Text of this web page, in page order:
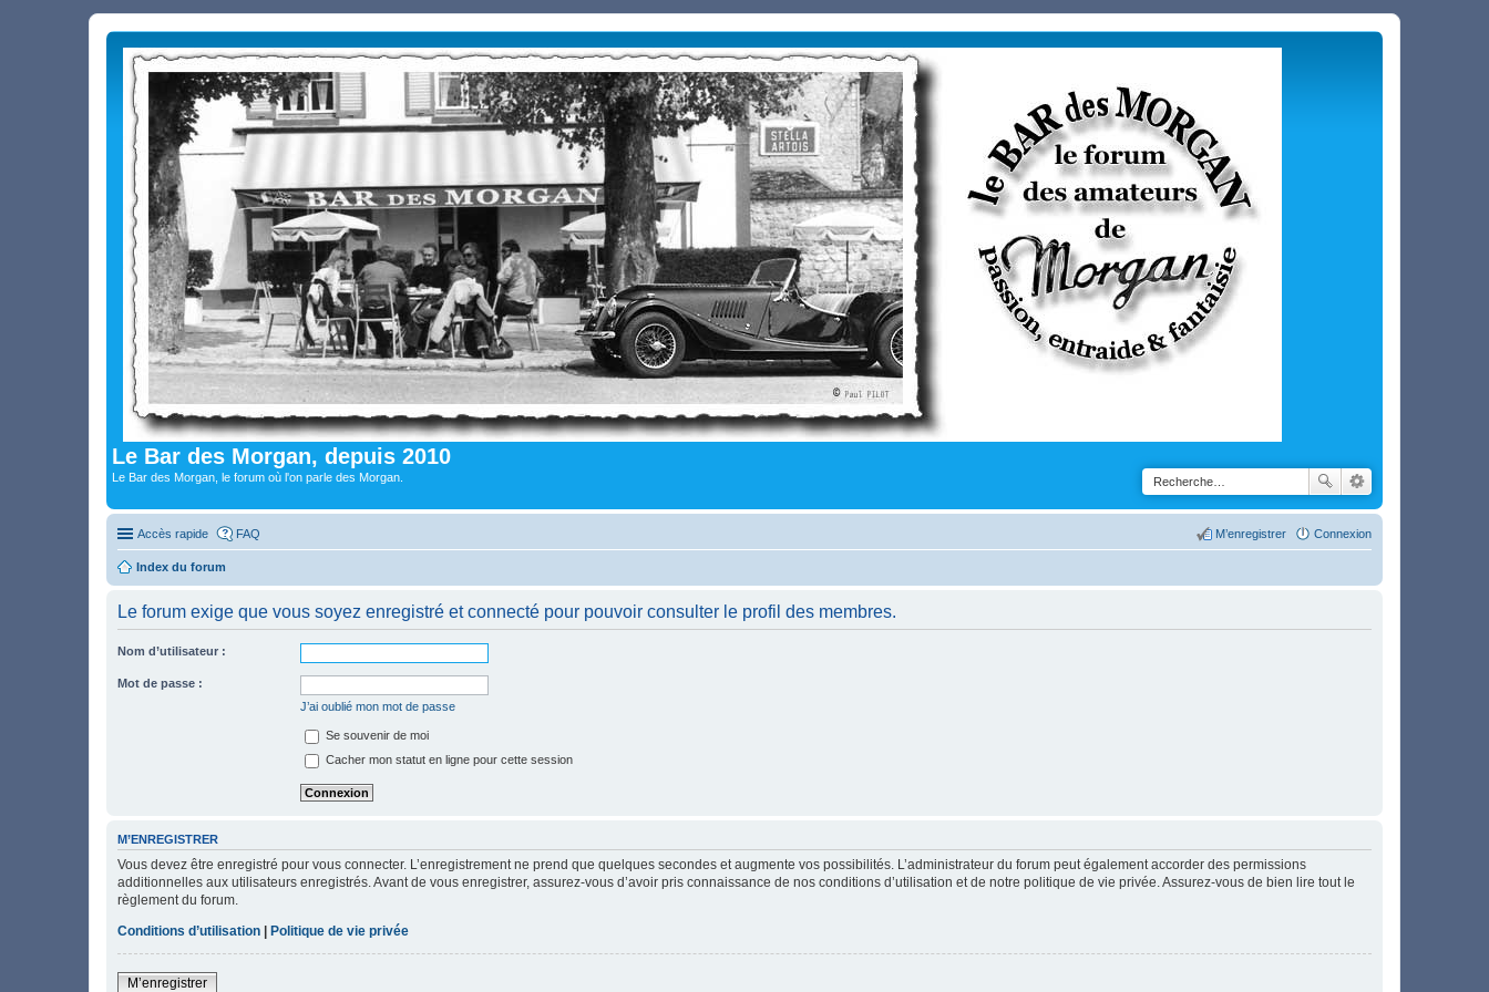
Le Bar des Morgan, depuis 2010
Le Bar des Morgan, le forum où l'on parle des Morgan.
Accès rapide FAQ Connexion
M’enregistrer
Index du forum
Le forum exige que vous soyez enregistré et connecté pour pouvoir consulter le profil des membres.
Nom d’utilisateur :
Mot de passe :
J’ai oublié mon mot de passe
Se souvenir de moi
Cacher mon statut en ligne pour cette session
M’ENREGISTRER
Vous devez être enregistré pour vous connecter. L’enregistrement ne prend que quelques secondes et augmente vos possibilités. L’administrateur du forum peut également accorder des permissions
additionnelles aux utilisateurs enregistrés. Avant de vous enregistrer, assurez-vous d’avoir pris connaissance de nos conditions d’utilisation et de notre politique de vie privée. Assurez-vous de bien lire tout le
règlement du forum.
Conditions d’utilisation
Politique de vie privée
M’enregistrer